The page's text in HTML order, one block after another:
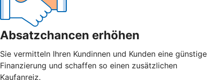
Absatzchancen erhöhen
Sie vermitteln Ihren Kundinnen und Kunden eine günstige
Finanzierung und schaffen so einen zusätzlichen
Kaufanreiz.